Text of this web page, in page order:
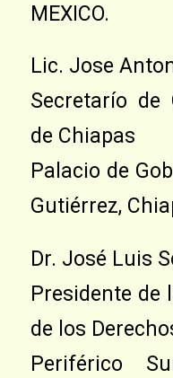
MEXICO.
Lic. Jose
Secretarío de
de Chiapas
Palacio de
Gutiérrez,
Dr. José Luis
Presidente de
de los
Periférico